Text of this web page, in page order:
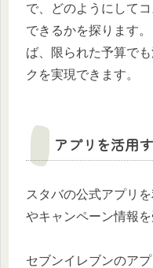
で、どのようにして
できるかを探ります
ば、限られた予算で
クを実現できます。
アプリを活用
スタバの公式アプリ
やキャンペーン情報
セブンイレブンのア